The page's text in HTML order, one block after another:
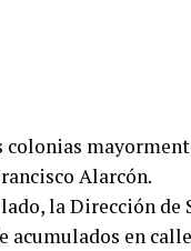
colonias
Alarcón.
la Dirección de
acumulados en